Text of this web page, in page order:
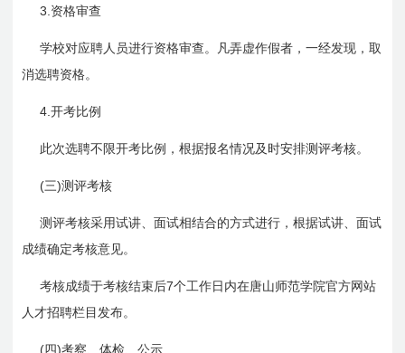
3. 资格审查
学校对应聘人员进行资格审查。凡弄虚作假者，一经发现，取
消选聘资格。
4.开考比例
此次选聘不限开考比例，根据报名情况及时安排测评考核。
(三)测评考核
测评考核采用试讲、面试相结合的方式进行，根据试讲、面试
成绩确定考核意见。
考核成绩于考核结束后7个工作日内在唐山师范学院官方网站
人才招聘栏目发布。
(四)考察、体检、公示